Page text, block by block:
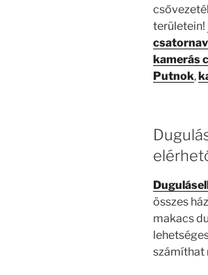
területein!
kamerás
Putnok,
összes
makacs
számíthat